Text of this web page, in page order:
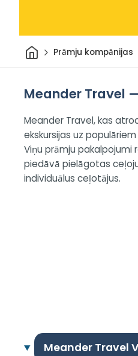
Sākums
Prāmju kompānijas
Meander Travel
Meander Travel, kas
ekskursijas uz
Viņu prāmju pakalpojumi
piedāvā pielāgotas
individuālus ceļotājus.
Meander Travel